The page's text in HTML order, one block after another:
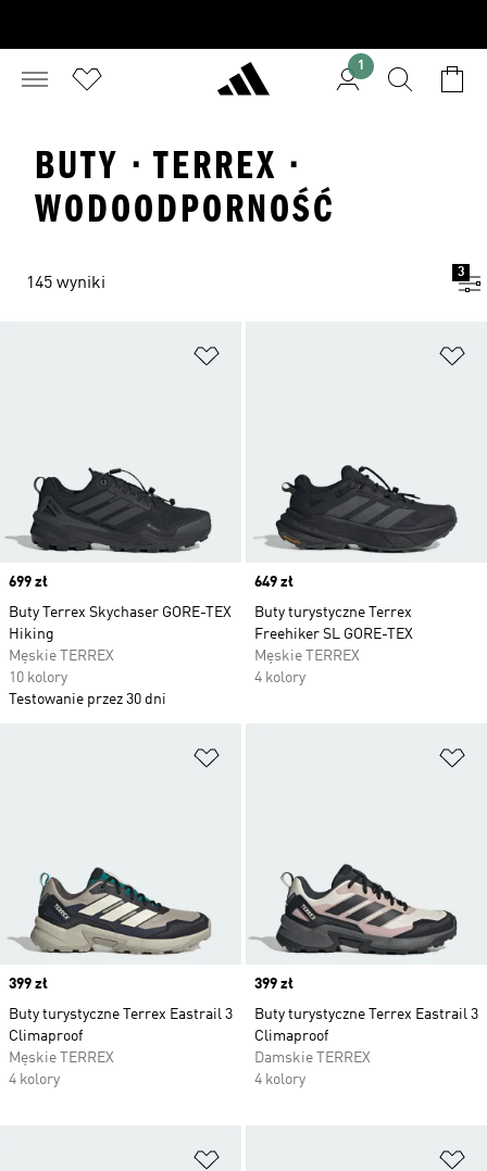
1
BUTY · TERREX ·
WODOODPORNOŚĆ
145 wyniki
3
Price
699 zł
Buty Terrex Skychaser GORE-TEX
Hiking
Męskie TERREX
10 kolory
Testowanie przez 30 dni
Price
649 zł
Buty turystyczne Terrex
Freehiker SL GORE-TEX
Męskie TERREX
4 kolory
Price
399 zł
Buty turystyczne Terrex Eastrail 3
Climaproof
Męskie TERREX
4 kolory
Price
399 zł
Buty turystyczne Terrex Eastrail 3
Climaproof
Damskie TERREX
4 kolory